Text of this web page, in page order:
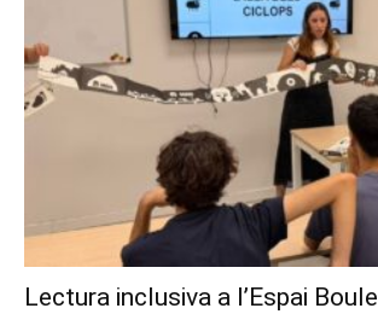
Lectura inclusiva a l’Espai Boule